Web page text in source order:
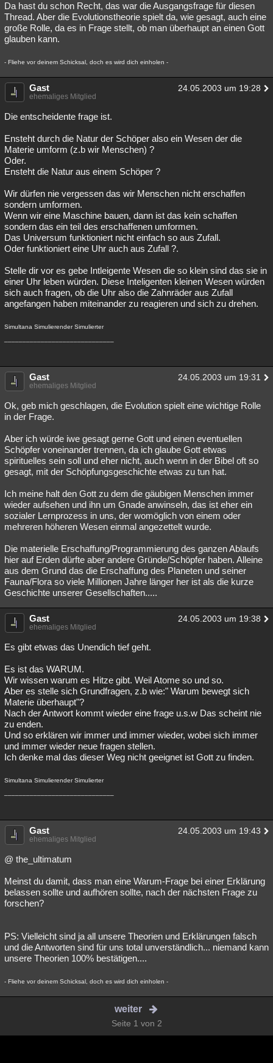
Da hast du schon Recht, das war die Ausgangsfrage für diesen
Thread. Aber die Evolutionstheorie spielt da, wie gesagt, auch eine
große Rolle, da es in Frage stellt, ob man überhaupt an einen Gott
glauben kann.
- Fliehe vor deinem Schicksal, doch es wird dich einholen -
Gast 24.05.2003 um 19:28
ehemaliges Mitglied
Die entscheidente frage ist.
Ensteht durch die Natur der Schöper also ein Wesen der die
Materie umform (z.b wir Menschen) ?
Oder.
Ensteht die Natur aus einem Schöper ?
Wir dürfen nie vergessen das wir Menschen nicht erschaffen
sondern umformen.
Wenn wir eine Maschine bauen, dann ist das kein schaffen
sondern das ein teil des erschaffenen umformen.
Das Universum funktioniert nicht einfach so aus Zufall.
Oder funktioniert eine Uhr auch aus Zufall ?.
Stelle dir vor es gebe Intleigente Wesen die so klein sind das sie in
einer Uhr leben würden. Diese Inteligenten kleinen Wesen würden
sich auch fragen, ob die Uhr also die Zahnräder aus Zufall
angefangen haben miteinander zu reagieren und sich zu drehen.
Simultana Simulierender Simulierter
Gast 24.05.2003 um 19:31
ehemaliges Mitglied
Ok, geb mich geschlagen, die Evolution spielt eine wichtige Rolle
in der Frage.
Aber ich würde iwe gesagt gerne Gott und einen eventuellen
Schöpfer voneinander trennen, da ich glaube Gott etwas
spirituelles sein soll und eher nicht, auch wenn in der Bibel oft so
gesagt, mit der Schöpfungsgeschichte etwas zu tun hat.
Ich meine halt den Gott zu dem die gäubigen Menschen immer
wieder aufsehen und ihn um Gnade anwinseln, das ist eher ein
sozialer Lernprozess in uns, der womöglich von einem oder
mehreren höheren Wesen einmal angezettelt wurde.
Die materielle Erschaffung/Programmierung des ganzen Ablaufs
hier auf Erden dürfte aber andere Gründe/Schöpfer haben. Alleine
aus dem Grund das die Erschaffung des Planeten und seiner
Fauna/Flora so viele Millionen Jahre länger her ist als die kurze
Geschichte unserer Gesellschaften.....
Gast 24.05.2003 um 19:38
ehemaliges Mitglied
Es gibt etwas das Unendich tief geht.
Es ist das WARUM.
Wir wissen warum es Hitze gibt. Weil Atome so und so.
Aber es stelle sich Grundfragen, z.b wie:" Warum bewegt sich
Materie überhaupt"?
Nach der Antwort kommt wieder eine frage u.s.w Das scheint nie
zu enden.
Und so erklären wir immer und immer wieder, wobei sich immer
und immer wieder neue fragen stellen.
Ich denke mal das dieser Weg nicht geeignet ist Gott zu finden.
Simultana Simulierender Simulierter
Gast 24.05.2003 um 19:43
ehemaliges Mitglied
@ the_ultimatum
Meinst du damit, dass man eine Warum-Frage bei einer Erklärung
belassen sollte und aufhören sollte, nach der nächsten Frage zu
forschen?
PS: Vielleicht sind ja all unsere Theorien und Erklärungen falsch
und die Antworten sind für uns total unverständlich... niemand kann
unsere Theorien 100% bestätigen....
- Fliehe vor deinem Schicksal, doch es wird dich einholen -
weiter
Seite 1 von 2